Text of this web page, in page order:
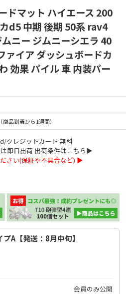
ドマット ハイエース 200
d5 中期 後期 50系 rav4
ニー ジムニーシエラ 40
ァイア ダッシュボードカ
効果 パイル 車 内装パー
品到着から1週間）
クレジットカード 無料
即日出荷 出荷条件はこちら▶
さい(保証や不具合など) ▶
A【発送：8月中旬】
会員のみ公開